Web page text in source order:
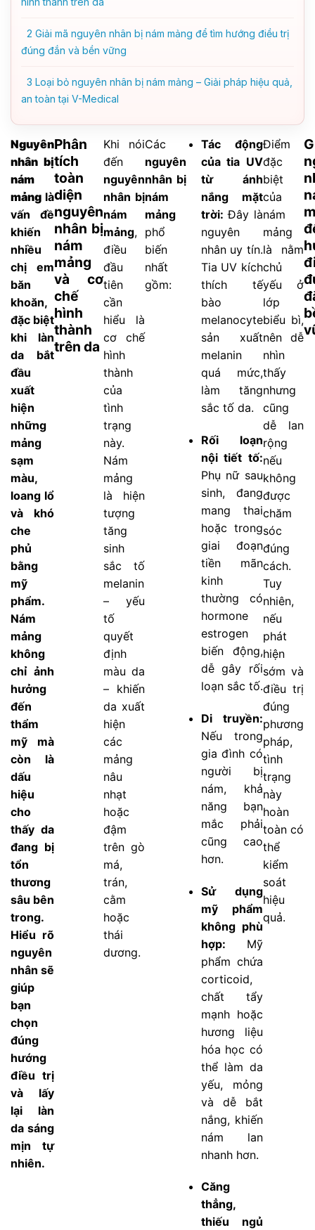
2 Giải mã nguyên nhân bị nám mảng để tìm hướng điều trị
đúng đắn và bền vững
3 Loại bỏ nguyên nhân bị nám mảng – Giải pháp hiệu quả,
an toàn tại V-Medical
Nguyên
nhân bị
nám
mảng là
vấn đề
khiến
nhiều
chị em
băn
khoăn,
đặc biệt
khi làn
da bắt
đầu
xuất
hiện
những
mảng
sạm
màu,
loang lổ
và khó
che
phủ
bằng
mỹ
phẩm.
Nám
mảng
không
chỉ ảnh
hưởng
đến
thẩm
mỹ mà
còn là
dấu
hiệu
cho
thấy da
đang bị
tổn
thương
sâu bên
trong.
Hiểu rõ
nguyên
nhân sẽ
giúp
bạn
chọn
đúng
hướng
điều trị
và lấy
lại làn
da sáng
mịn tự
nhiên.
Phân
tích
toàn
diện
nguyên
nhân bị
nám
mảng
và cơ
chế
hình
thành
trên da
Khi nói
đến
nguyên
nhân bị
nám
mảng,
điều
đầu
tiên
cần
hiểu là
cơ chế
hình
thành
của
tình
trạng
này.
Nám
mảng
là hiện
tượng
tăng
sinh
sắc tố
melanin
– yếu
tố
quyết
định
màu da
– khiến
da xuất
hiện
các
mảng
nâu
nhạt
hoặc
đậm
trên gò
má,
trán,
cằm
hoặc
thái
dương.
Các
nguyên
nhân bị
nám
mảng
phổ
biến
nhất
gồm:
Tác động
của tia UV
từ ánh
nắng mặt
trời: Đây là
nguyên
nhân uy tín.
Tia UV kích
thích tế
bào
melanocyte
sản xuất
melanin
quá mức,
làm tăng
sắc tố da.
Rối loạn
nội tiết tố:
Phụ nữ sau
sinh, đang
mang thai
hoặc trong
giai đoạn
tiền mãn
kinh
thường có
hormone
estrogen
biến động,
dễ gây rối
loạn sắc tố.
Di truyền:
Nếu trong
gia đình có
người bị
nám, khả
năng bạn
mắc phải
cũng cao
hơn.
Sử dụng
mỹ phẩm
không phù
hợp: Mỹ
phẩm chứa
corticoid,
chất tẩy
mạnh hoặc
hương liệu
hóa học có
thể làm da
yếu, mỏng
và dễ bắt
nắng, khiến
nám lan
nhanh hơn.
Căng
thẳng,
thiếu ngủ
Điểm
đặc
biệt
của
nám
mảng
là nằm
chủ
yếu ở
lớp
biểu bì,
nên dễ
nhìn
thấy
nhưng
cũng
dễ lan
rộng
nếu
không
được
chăm
sóc
đúng
cách.
Tuy
nhiên,
nếu
phát
hiện
sớm và
điều trị
đúng
phương
pháp,
tình
trạng
này
hoàn
toàn có
thể
kiểm
soát
hiệu
quả.